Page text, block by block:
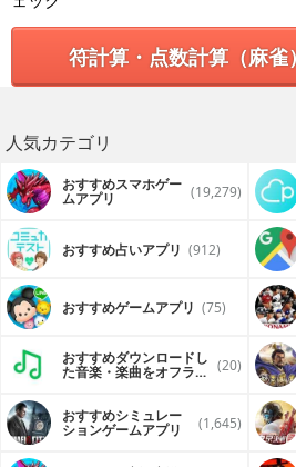
ければ点数計算が出来ません。(大体
App内アイテム購入によって解除す
符計算・点数計算（麻雀
人気カテゴリ
おすすめスマホゲー
ムアプリ (19,279)
おすすめ占いアプリ (912)
おすすめゲームアプリ (75)
おすすめダウンロードし
た音楽・楽曲をオフライ (20)
おすすめシミュレー
ションゲームアプリ (1,645)